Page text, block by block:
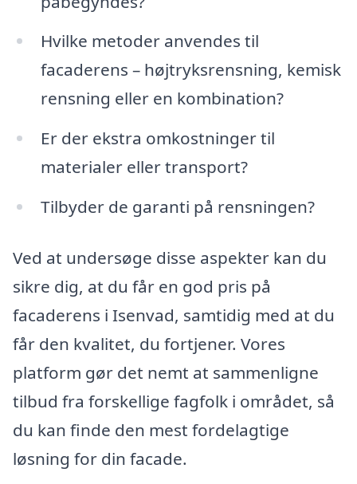
Hvilke metoder anvendes til
facaderens – højtryksrensning, kemisk
rensning eller en kombination?
Er der ekstra omkostninger til
materialer eller transport?
Tilbyder de garanti på rensningen?
Ved at undersøge disse aspekter kan du
sikre dig, at du får en god pris på
facaderens i Isenvad, samtidig med at du
får den kvalitet, du fortjener. Vores
platform gør det nemt at sammenligne
tilbud fra forskellige fagfolk i området, så
du kan finde den mest fordelagtige
løsning for din facade.